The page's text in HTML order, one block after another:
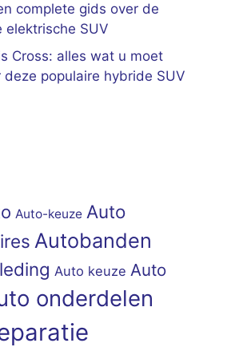
complete gids over de
elektrische SUV
Cross: alles wat u moet
populaire hybride SUV
Auto-keuze Auto
Autobanden
Auto keuze Auto
onderdelen